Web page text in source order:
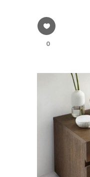
0